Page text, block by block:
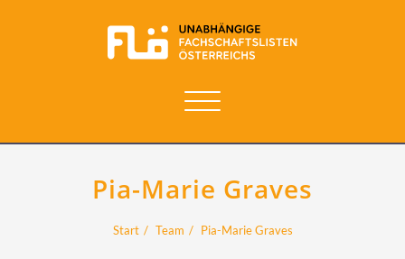
Navigation
Pia-Marie Graves
Start Team Pia-Marie Graves